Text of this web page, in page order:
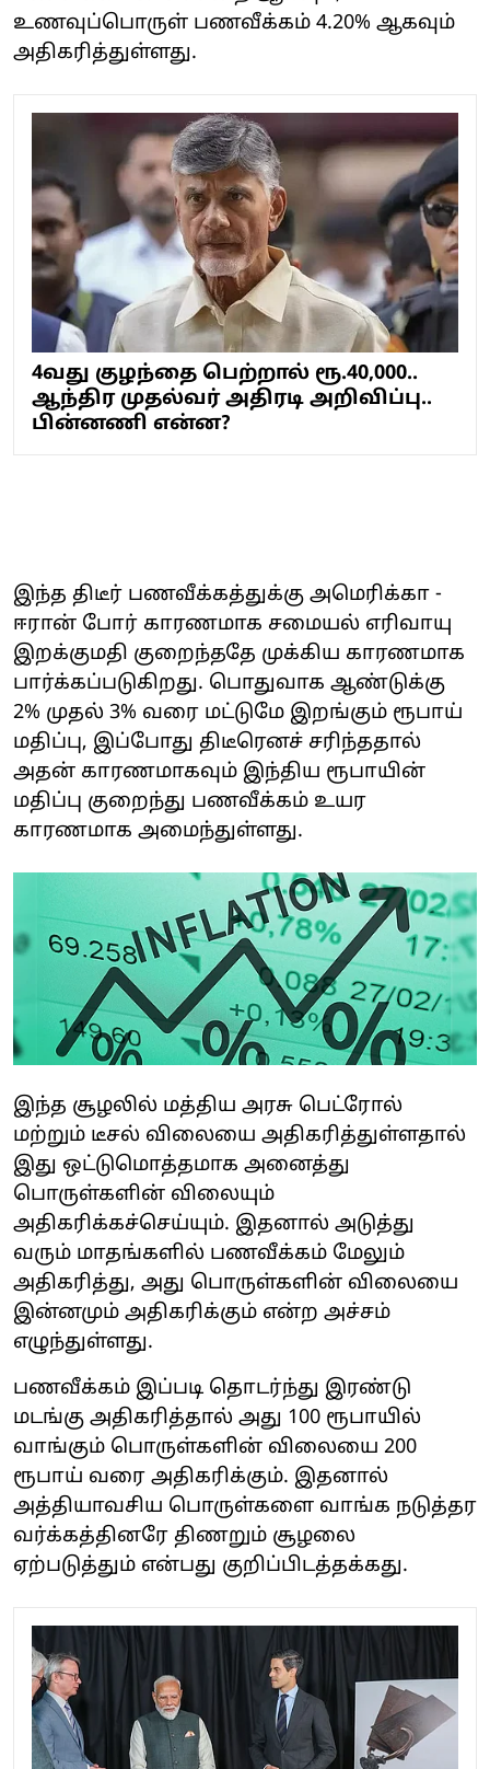
உணவுப்பொருள் பணவீக்கம் 4.20% ஆகவும்
அதிகரித்துள்ளது.
4வது குழந்தை பெற்றால் ரூ.40,000..
ஆந்திர முதல்வர் அதிரடி அறிவிப்பு..
பின்னணி என்ன?
இந்த திடீர் பணவீக்கத்துக்கு அமெரிக்கா -
ஈரான் போர் காரணமாக சமையல் எரிவாயு
இறக்குமதி குறைந்ததே முக்கிய காரணமாக
பார்க்கப்படுகிறது. பொதுவாக ஆண்டுக்கு
2% முதல் 3% வரை மட்டுமே இறங்கும் ரூபாய்
மதிப்பு, இப்போது திடீரெனச் சரிந்ததால்
அதன் காரணமாகவும் இந்திய ரூபாயின்
மதிப்பு குறைந்து பணவீக்கம் உயர
காரணமாக அமைந்துள்ளது.
இந்த சூழலில் மத்திய அரசு பெட்ரோல்
மற்றும் டீசல் விலையை அதிகரித்துள்ளதால்
இது ஒட்டுமொத்தமாக அனைத்து
பொருள்களின் விலையும்
அதிகரிக்கச்செய்யும். இதனால் அடுத்து
வரும் மாதங்களில் பணவீக்கம் மேலும்
அதிகரித்து, அது பொருள்களின் விலையை
இன்னமும் அதிகரிக்கும் என்ற அச்சம்
எழுந்துள்ளது.
பணவீக்கம் இப்படி தொடர்ந்து இரண்டு
மடங்கு அதிகரித்தால் அது 100 ரூபாயில்
வாங்கும் பொருள்களின் விலையை 200
ரூபாய் வரை அதிகரிக்கும். இதனால்
அத்தியாவசிய பொருள்களை வாங்க நடுத்தர
வர்க்கத்தினரே திணறும் சூழலை
ஏற்படுத்தும் என்பது குறிப்பிடத்தக்கது.